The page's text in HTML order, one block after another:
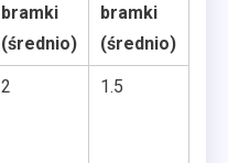
bramki
(średnio)
bramki
(średnio)
2 1.5